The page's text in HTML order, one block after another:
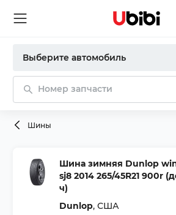
Выберите автомобиль
Номер запчасти
Шины
Шина зимняя Dunlop
sj8 2014 265/45R21 900r
ч)
Dunlop, США